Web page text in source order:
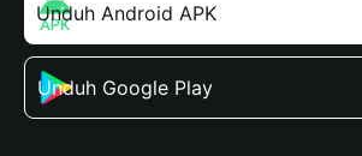
Unduh Android APK
Unduh Google Play